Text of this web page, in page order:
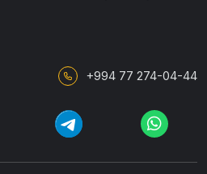
+994 77 274-04-44